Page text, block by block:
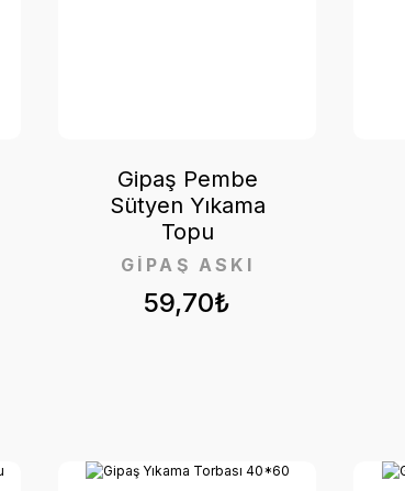
59,70₺
GİPAŞ ASKI
Gipaş Pembe
Sütyen Yıkama
Topu